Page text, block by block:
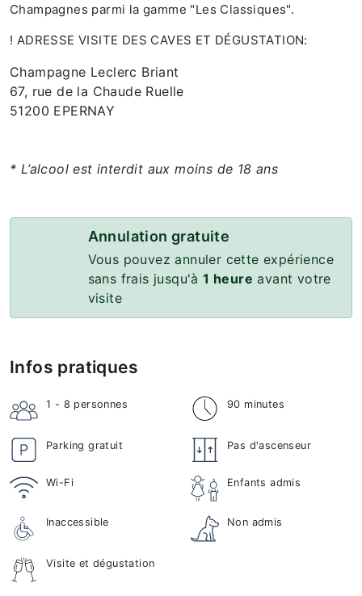
Champagnes parmi la gamme "Les Classiques".
! ADRESSE VISITE DES CAVES ET DÉGUSTATION:
Champagne Leclerc Briant
67, rue de la Chaude Ruelle
51200 EPERNAY
* L’alcool est interdit aux moins de 18 ans
Annulation gratuite
Vous pouvez annuler cette expérience
sans frais jusqu'à1 heure avant votre
visite
Infos pratiques
1 - 8 personnes 90 minutes
Parking gratuit Pas d'ascenseur
Wi-Fi Enfants admis
Inaccessible Non admis
Visite et dégustation